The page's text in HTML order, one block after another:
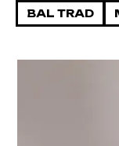
BAL TRAD